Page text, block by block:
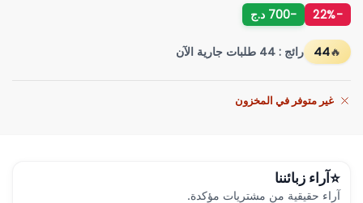
-22% -700 د.ج
44 رائج : 44 طلبات جارية الآن
غير متوفر في المخزون
آراء زبائننا
آراء حقيقية من مشتريات مؤكدة.